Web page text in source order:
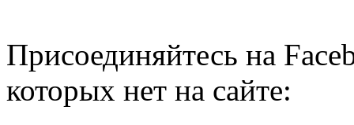
Присоединяйтесь на
которых нет на сайте: